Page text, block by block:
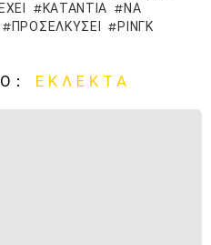
ΈΧΕΙ ΚΑΤΆΝΤΙΑ
ΝΑ
ΠΡΟΣΕΛΚΎΣΕΙ
ΡΙΝΓΚ
ΕΚΛΕΚΤΆ